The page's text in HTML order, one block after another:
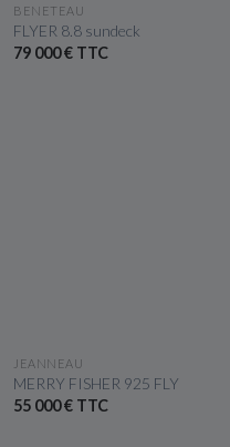
VOIR LE BATEAU
BENETEAU
FLYER 8.8 sundeck
79 000 € TTC
VOIR LE BATEAU
JEANNEAU
MERRY FISHER 925 FLY
55 000 € TTC